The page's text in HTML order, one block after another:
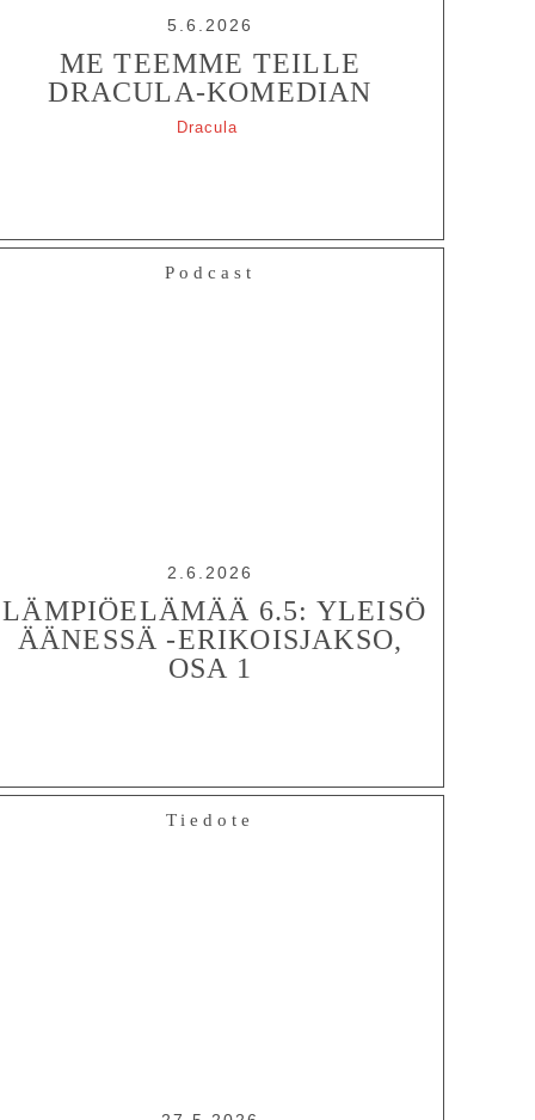
5.6.2026
ME TEEMME TEILLE
DRACULA-KOMEDIAN
Dracula
Podcast
2.6.2026
LÄMPIÖELÄMÄÄ 6.5: YLEISÖ
ÄÄNESSÄ -ERIKOISJAKSO,
OSA 1
Tiedote